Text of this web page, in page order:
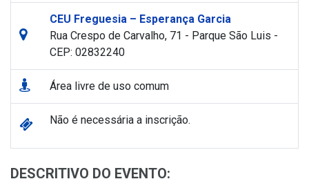
CEU Freguesia – Esperança Garcia
Rua Crespo de Carvalho, 71 - Parque São Luis -
CEP: 02832240
Área livre de uso comum
Não é necessária a inscrição.
DESCRITIVO DO EVENTO: